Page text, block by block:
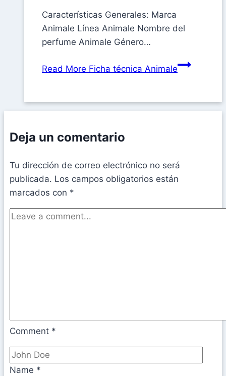
Características Generales: Marca
Animale Línea Animale Nombre del
perfume Animale Género…
Read More Ficha técnica Animale
Deja un comentario
Tu dirección de correo electrónico no será
publicada. Los campos obligatorios están
marcados con *
Comment *
Name *